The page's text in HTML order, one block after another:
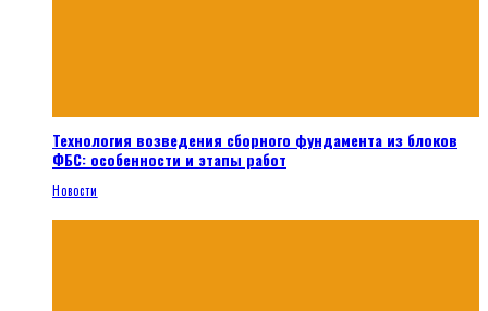
Технология возведения сборного фундамента из блоков
ФБС: особенности и этапы работ
Новости